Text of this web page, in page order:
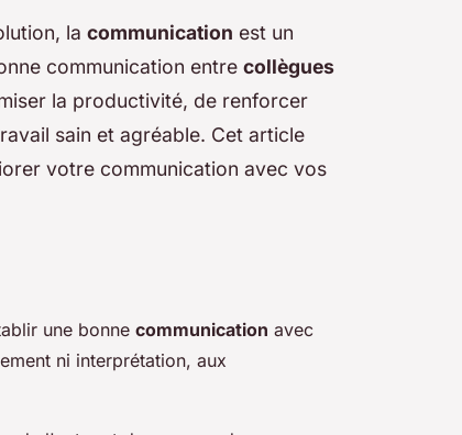
la communication est un
communication entre collègues
la productivité, de renforcer
sain et agréable. Cet article
votre communication avec vos
une bonne communication avec
ni interprétation, aux